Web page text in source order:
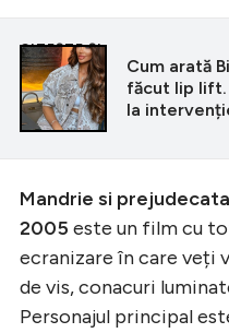
CITEȘTE ȘI
Cum arată
făcut lip lift.
la
Mandrie si
2005 este un film cu
ecranizare în care veți
de vis, conacuri
Personajul principal